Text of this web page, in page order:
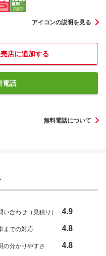
アイコンの説明を見る
店に追加する
電話
無料電話について
い合わせ（見積り） 4.9
までの対応 4.8
の分かりやすさ 4.8